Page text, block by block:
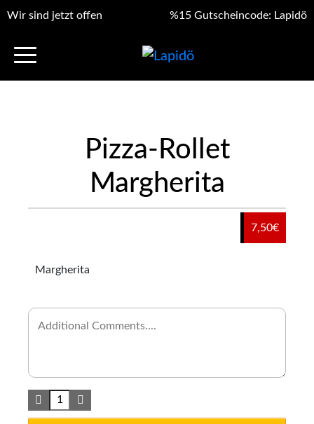
Wir sind jetzt offen %15 Gutscheincode: Lapidö
Pizza-Rollet
Margherita
7,50€
Margherita